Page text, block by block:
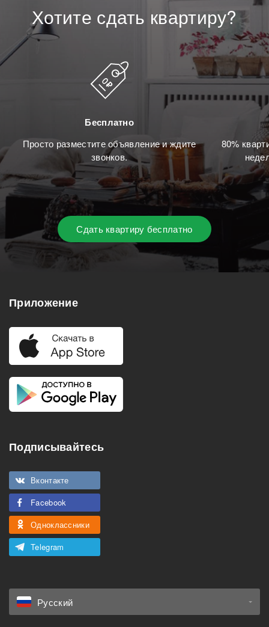
Хотите сдать квартиру?
Бесплатно
Просто разместите объявление и ждите
звонков.
80%
Сдать квартиру бесплатно
Приложение
Подписывайтесь
Вконтакте
Facebook
Одноклассники
Telegram
Русский